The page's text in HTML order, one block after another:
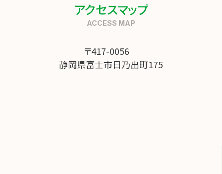
アクセスマップ
〒417-0056
静岡県富士市日乃出町175